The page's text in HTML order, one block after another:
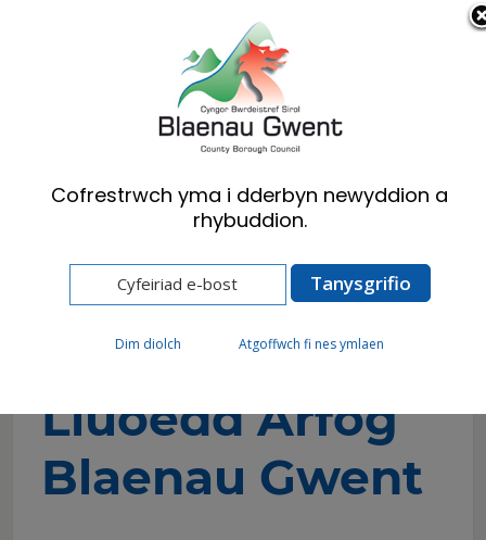
Cymraeg English
Cyngor
Y lluoedd arfog
Grŵp Llywio
Lluoedd Arfog
Blaenau Gwent
Cofrestrwch yma i dderbyn newyddion a
rhybuddion.
Dim diolch Atgoffwch fi nes ymlaen